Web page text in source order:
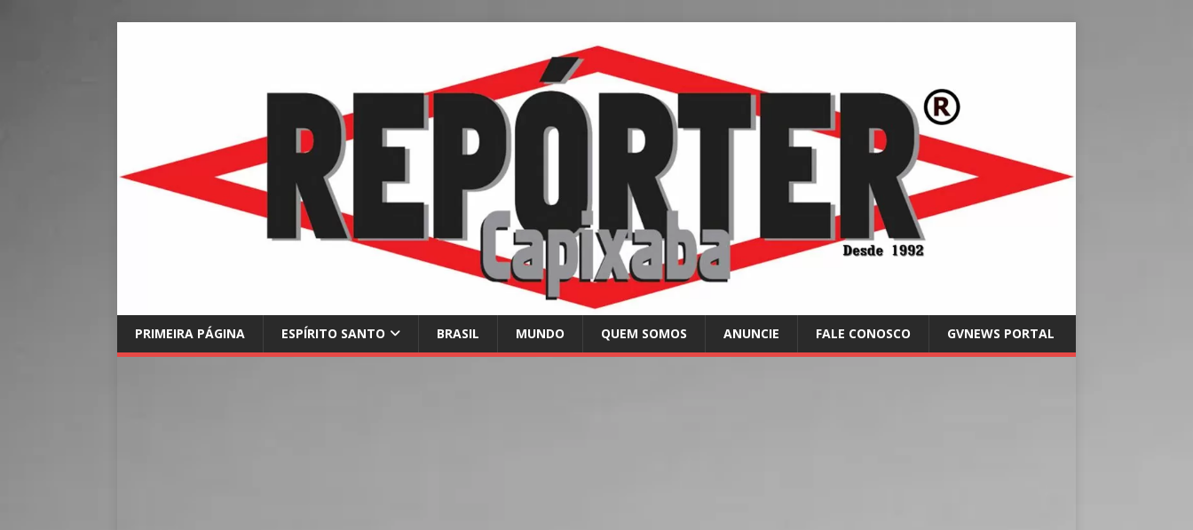
PRIMEIRA PÁGINA ESPÍRITO SANTO BRASIL MUNDO QUEM SOMOS ANUNCIE FALE CONOSCO GVNEWS PORTAL